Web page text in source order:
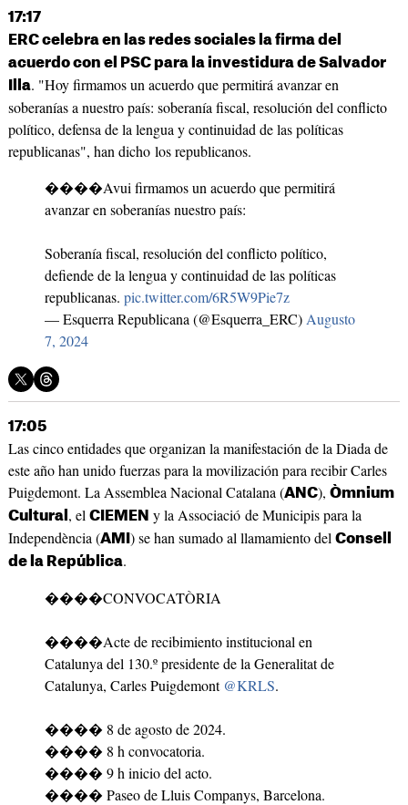
17:17
ERC celebra en las redes sociales la firma del
acuerdo con el PSC para la investidura de Salvador
Illa. "Hoy firmamos un acuerdo que permitirá avanzar en
soberanías a nuestro país: soberanía fiscal, resolución del conflicto
político, defensa de la lengua y continuidad de las políticas
republicanas", han dicho los republicanos.
����Avui firmamos un acuerdo que permitirá
avanzar en soberanías nuestro país:
Soberanía fiscal, resolución del conflicto político,
defiende de la lengua y continuidad de las políticas
republicanas. pic.twitter.com/6R5W9Pie7z
— Esquerra Republicana (@Esquerra_ERC)Augusto
7, 2024
17:05
Las cinco entidades que organizan la manifestación de la Diada de
este año han unido fuerzas para la movilización para recibir Carles
Puigdemont. La Assemblea Nacional Catalana (ANC), Òmnium
Cultural , el CIEMEN y la Associació de Municipis para la
Independència (AMI ) se han sumado al llamamiento del Consell
de la República.
����CONVOCATÒRIA
����Acte de recibimiento institucional en
Catalunya del 130.º presidente de la Generalitat de
Catalunya, Carles Puigdemont @KRLS.
���� 8 de agosto de 2024.
���� 8 h convocatoria.
���� 9 h inicio del acto.
���� Paseo de Lluis Companys, Barcelona.